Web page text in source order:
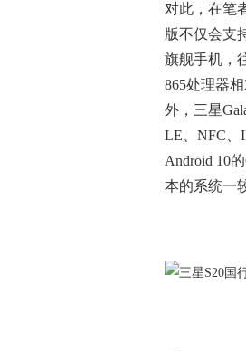
对此，在笔
版不仅会支
旗舰手机，
865处理器
外，三星
LE、NFC、
Android 10
本的系统一